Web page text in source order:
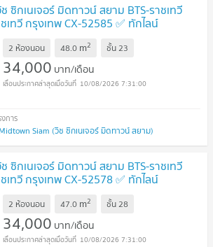
ซิกเนเจอร์ มิดทาวน์ สยาม BTS-ราชเทวี
เทวี กรุงเทพ CX-52585 ✅ ทักไลน์
อบทันที ทีมงานมืออาชีพ ✅ 🔥🔥🔥
2 ห้องนอน 48.0 m2 ชั้น23
34,000 บาท/เดือน
10/08/2026 7:31:00
Siam (วิช ซิกเนเจอร์ มิดทาวน์ สยาม)
ซิกเนเจอร์ มิดทาวน์ สยาม BTS-ราชเทวี
เทวี กรุงเทพ CX-52578 ✅ ทักไลน์
อบทันที ทีมงานมืออาชีพ ✅ 🔥🔥🔥
2 ห้องนอน 47.0 m2 ชั้น28
34,000 บาท/เดือน
10/08/2026 7:31:00